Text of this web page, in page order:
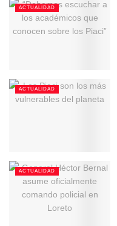
ACTUALIDAD
ACTUALIDAD
ACTUALIDAD